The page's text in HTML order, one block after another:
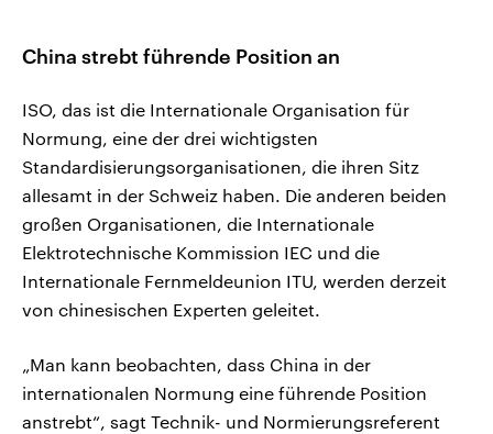
China strebt führende Position an
ISO, das ist die Internationale Organisation für
Normung, eine der drei wichtigsten
Standardisierungsorganisationen, die ihren Sitz
allesamt in der Schweiz haben. Die anderen beiden
großen Organisationen, die Internationale
Elektrotechnische Kommission IEC und die
Internationale Fernmeldeunion ITU, werden derzeit
von chinesischen Experten geleitet.
„Man kann beobachten, dass China in der
internationalen Normung eine führende Position
anstrebt“, sagt Technik- und Normierungsreferent